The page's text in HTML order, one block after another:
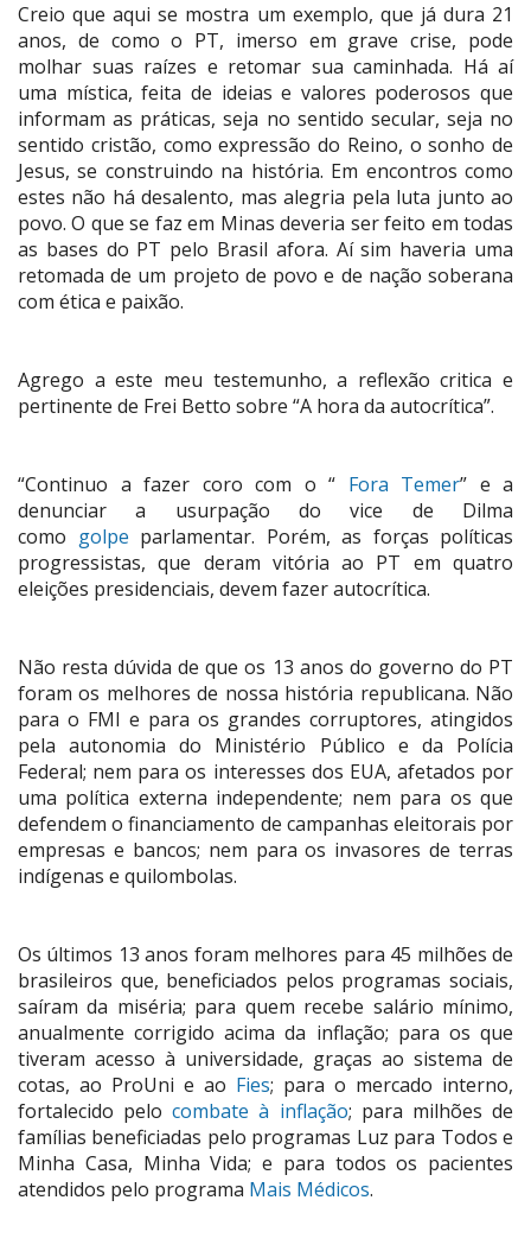
Creio que aqui se mostra um exemplo, que já dura 21
anos, de como o PT, imerso em grave crise, pode
molhar suas raízes e retomar sua caminhada. Há aí
uma mística, feita de ideias e valores poderosos que
informam as práticas, seja no sentido secular, seja no
sentido cristão, como expressão do Reino, o sonho de
Jesus, se construindo na história. Em encontros como
estes não há desalento, mas alegria pela luta junto ao
povo. O que se faz em Minas deveria ser feito em todas
as bases do PT pelo Brasil afora. Aí sim haveria uma
retomada de um projeto de povo e de nação soberana
com ética e paixão.
Agrego a este meu testemunho, a reflexão critica e
pertinente de Frei Betto sobre “A hora da autocrítica”.
“Continuo a fazer coro com o “ Fora Temer” e a
denunciar a usurpação do vice de Dilma
como golpe parlamentar. Porém, as forças políticas
progressistas, que deram vitória ao PT em quatro
eleições presidenciais, devem fazer autocrítica.
Não resta dúvida de que os 13 anos do governo do PT
foram os melhores de nossa história republicana. Não
para o FMI e para os grandes corruptores, atingidos
pela autonomia do Ministério Público e da Polícia
Federal; nem para os interesses dos EUA, afetados por
uma política externa independente; nem para os que
defendem o financiamento de campanhas eleitorais por
empresas e bancos; nem para os invasores de terras
indígenas e quilombolas.
Os últimos 13 anos foram melhores para 45 milhões de
brasileiros que, beneficiados pelos programas sociais,
saíram da miséria; para quem recebe salário mínimo,
anualmente corrigido acima da inflação; para os que
tiveram acesso à universidade, graças ao sistema de
cotas, ao ProUni e ao Fies; para o mercado interno,
fortalecido pelocombate à inflação; para milhões de
famílias beneficiadas pelo programas Luz para Todos e
Minha Casa, Minha Vida; e para todos os pacientes
atendidos pelo programa Mais Médicos.